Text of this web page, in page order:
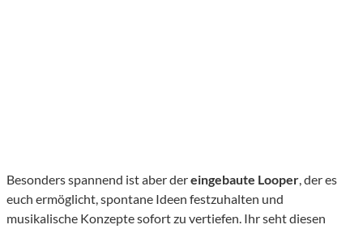
Besonders spannend ist aber dereingebaute Looper, der es
euch ermöglicht, spontane Ideen festzuhalten und
musikalische Konzepte sofort zu vertiefen. Ihr seht diesen